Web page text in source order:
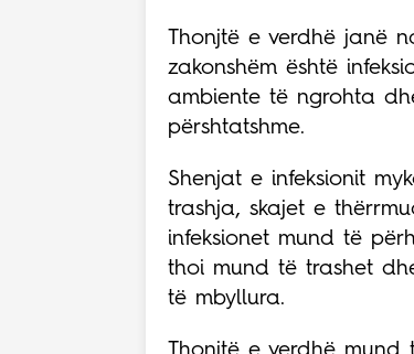
Thonjtë e verdhë janë
zakonshëm është
ambiente të ngrohta
përshtatshme.
Shenjat e infeksionit
trashja, skajet e
infeksionet mund të
thoi mund të trashet
të mbyllura.